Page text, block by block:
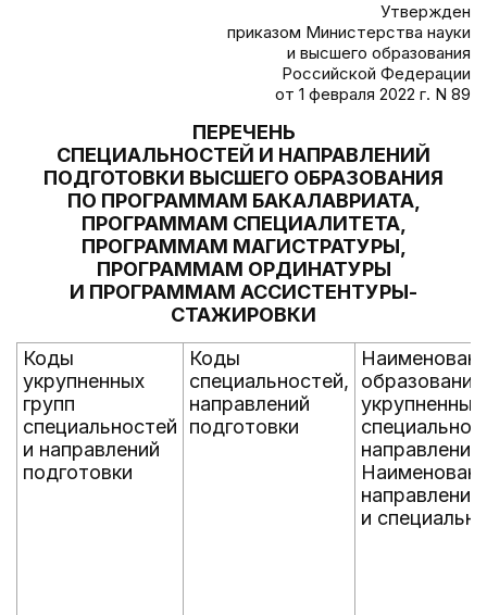
Утвержден
приказом Министерства науки
и высшего образования
Российской Федерации
от 1 февраля 2022 г. N 89
ПЕРЕЧЕНЬ
СПЕЦИАЛЬНОСТЕЙ И НАПРАВЛЕНИЙ
ПОДГОТОВКИ ВЫСШЕГО ОБРАЗОВАНИЯ
ПО ПРОГРАММАМ БАКАЛАВРИАТА,
ПРОГРАММАМ СПЕЦИАЛИТЕТА,
ПРОГРАММАМ МАГИСТРАТУРЫ,
ПРОГРАММАМ ОРДИНАТУРЫ
И ПРОГРАММАМ АССИСТЕНТУРЫ-
СТАЖИРОВКИ
Коды
укрупненных
групп
специальностей
и направлений
подготовки
Коды
специальностей,
направлений
подготовки
укрупненных
и